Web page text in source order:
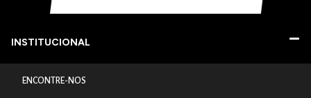
INSTITUCIONAL
ENCONTRE-NOS